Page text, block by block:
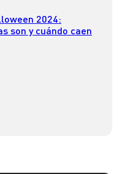
2024:
son y cuándo caen